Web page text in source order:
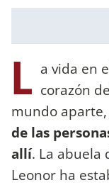
L a vida en
corazón
mundo
de las
allí. La abuela
Leonor ha